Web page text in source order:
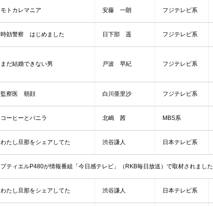
モトカレマニア 安藤 一朗 フジテレビ系
時効警察 はじめました 日下部 遥 フジテレビ系
まだ結婚できない男 戸波 早紀 フジテレビ系
監察医 朝顔 白川亜里沙 フジテレビ系
コーヒーとバニラ 北嶋 茜 MBS系
わたし旦那をシェアしてた 渋谷謙人 日本テレビ系
プティエルP480が情報番組「今日感テレビ」（RKB毎日放送）で取材されました
わたし旦那をシェアしてた 渋谷謙人 日本テレビ系